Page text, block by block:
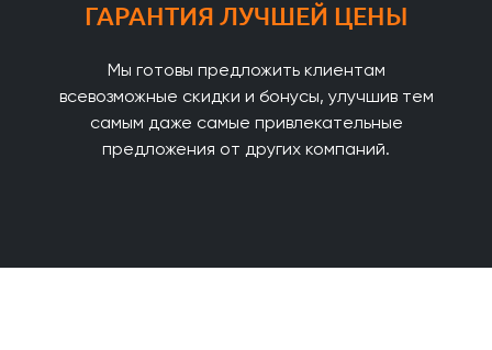
ГАРАНТИЯ ЛУЧШЕЙ ЦЕНЫ
Мы готовы предложить клиентам
всевозможные скидки и бонусы, улучшив тем
самым даже самые привлекательные
предложения от других компаний.